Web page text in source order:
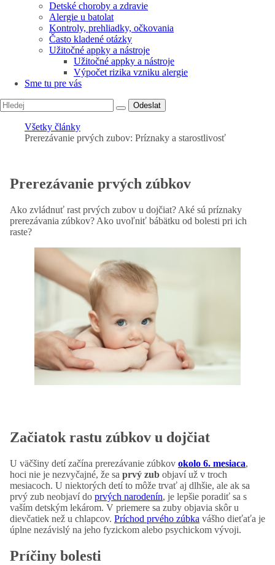
Detské choroby a zdravie
Alergie u batolat
Kontroly, prehliadky, očkovania
Často kladené otázky
Užitočné appky a nástroje
Užitočné appky a nástroje
Výpočet rizika vzniku alergie
Sme tu pre vás
Odeslat
Všetky články
Prerezávanie prvých zubov: Príznaky a starostlivosť
Prerezávanie prvých zúbkov
Ako zvládnuť rast prvých zubov u dojčiat? Aké sú príznaky
prerezávania zúbkov? Ako uvoľniť bábätku od bolesti pri ich
raste?
Začiatok rastu zúbkov u dojčiat
U väčšiny detí začína prerezávanie zúbkov okolo 6. mesiaca,
hoci nie je nezvyčajné, že sa prvý zub objaví už v troch
mesiacoch. U niektorých detí to môže trvať aj dlhšie, ale ak sa
prvý zub neobjaví do prvých narodenín, je lepšie poradiť sa s
vaším detským lekárom. V priemere sa zuby objavia skôr u
dievčatiek než u chlapcov. Príchod prvého zúbka vášho dieťaťa je
úplne nezávislý na jeho fyzickom alebo psychickom vývoji.
Príčiny bolesti